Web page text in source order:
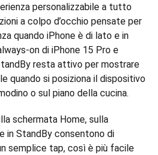
personalizzabile a tutto
a colpo d’occhio pensate per
quando iPhone è di lato e in
on di iPhone 15 Pro e
resta attivo per mostrare
quando si posiziona il dispositivo
o sul piano della cucina.
schermata Home, sulla
in StandBy consentono di
semplice tap, così è più facile